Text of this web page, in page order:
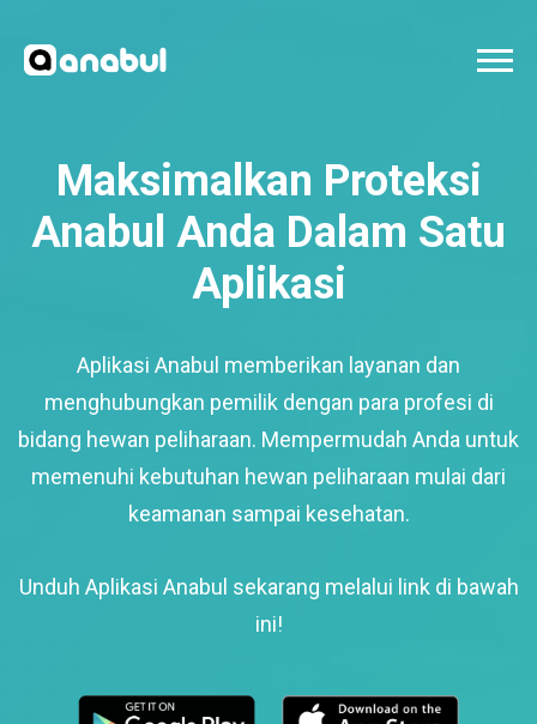
Maksimalkan Proteksi
Anabul Anda Dalam Satu
Aplikasi
Aplikasi Anabul memberikan layanan dan
menghubungkan pemilik dengan para profesi di
bidang hewan peliharaan. Mempermudah Anda untuk
memenuhi kebutuhan hewan peliharaan mulai dari
keamanan sampai kesehatan.
Unduh Aplikasi Anabul sekarang melalui link di bawah
ini!